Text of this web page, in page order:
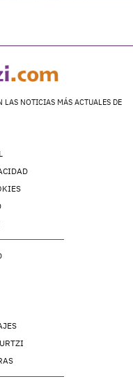
NOTICIAS MÁS ACTUALES DE